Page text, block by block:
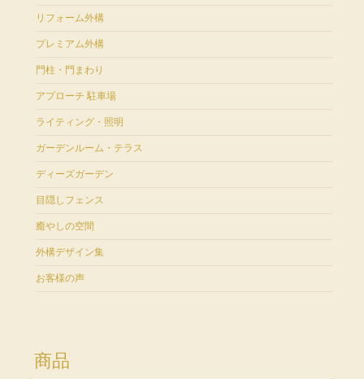
リフォーム外構
プレミアム外構
門柱・門まわり
アプローチ 駐車場
ライティング・照明
ガーデンルーム・テラス
ディーズガーデン
目隠しフェンス
癒やしの空間
外構デザイン集
お客様の声
商品